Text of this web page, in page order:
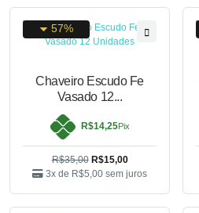
57%
Chaveiro Escudo Fe
Vasado 12...
R$14,25Pix
R$35,00 R$15,00
3x de R$5,00 sem juros